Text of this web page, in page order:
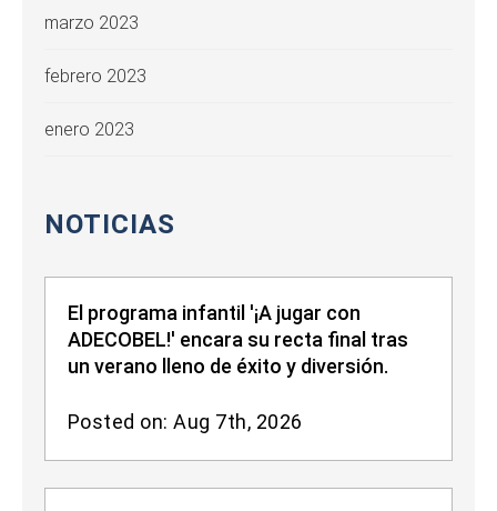
marzo 2023
febrero 2023
enero 2023
NOTICIAS
El programa infantil '¡A jugar con
ADECOBEL!' encara su recta final tras
un verano lleno de éxito y diversión.
Posted on: Aug 7th, 2026